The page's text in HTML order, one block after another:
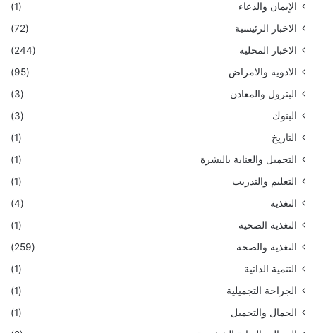
الإيمان والدعاء
(1)
الاخبار الرئيسية
(72)
الاخبار المحلية
(244)
الادوية والامراض
(95)
البترول والمعادن
(3)
البنوك
(3)
التاريخ
(1)
التجميل والعناية بالبشرة
(1)
التعليم والتدريب
(1)
التغذية
(4)
التغذية الصحية
(1)
التغذية والصحة
(259)
التنمية الذاتية
(1)
الجراحة التجميلية
(1)
الجمال والتجميل
(1)